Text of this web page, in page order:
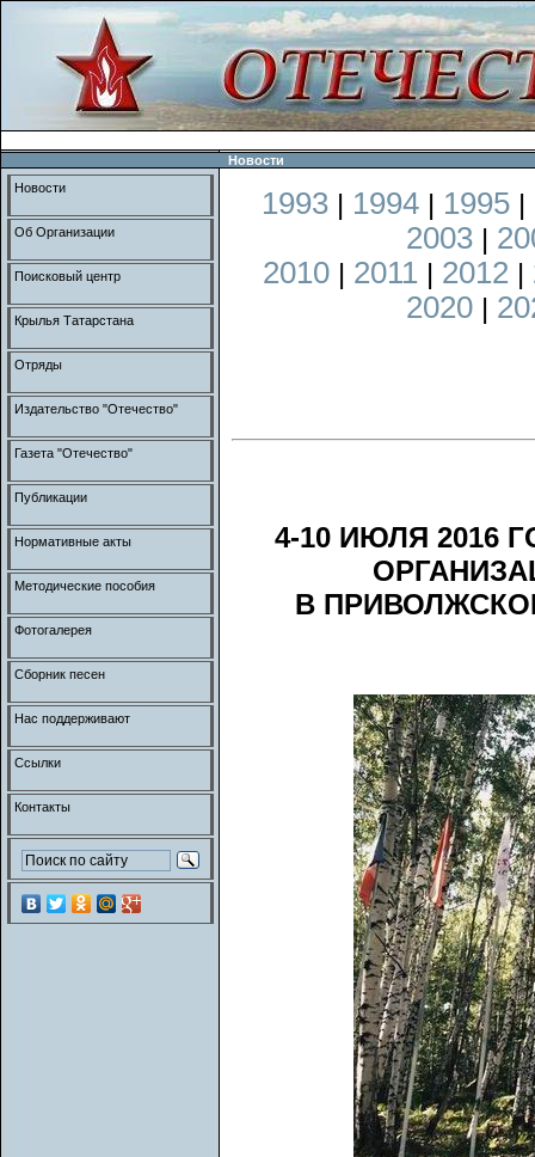
Новости
1993 | 1994 | 1995 |
2003 |
2010 | 2011 | 2012 |
2020 |
4-10 ИЮЛЯ 2016
В
Новости
Об Организации
Поисковый центр
Крылья Татарстана
Отряды
Издательство "Отечество"
Газета "Отечество"
Публикации
Нормативные акты
Методические пособия
Фотогалерея
Сборник песен
Нас поддерживают
Ссылки
Контакты